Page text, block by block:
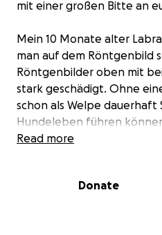
mit einer großen Bitte an
Mein 10 Monate alter
man auf dem Röntgenbild
Röntgenbilder oben mit
stark geschädigt. Ohne
schon als Welpe dauerhaft
Hundeleben führen
nicht so schlimm wir
Stelle operieren lassen
Read more
Donate